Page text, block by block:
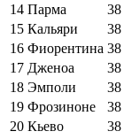
14 Парма 38
15 Кальяри 38
16 Фиорентина 38
17 Дженоа 38
18 Эмполи 38
19 Фрозиноне 38
20 Кьево 38